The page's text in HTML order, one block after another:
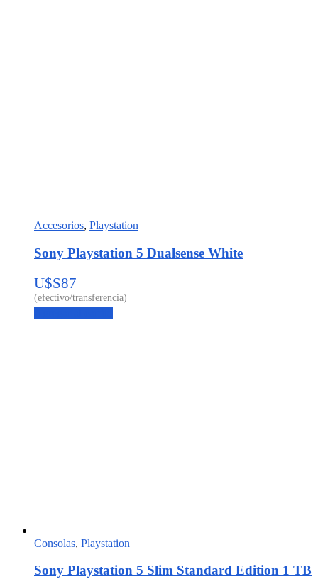
Accesorios, Playstation
Sony Playstation 5 Dualsense White
U$S87
Consolas, Playstation
Sony Playstation 5 Slim Standard Edition 1 TB